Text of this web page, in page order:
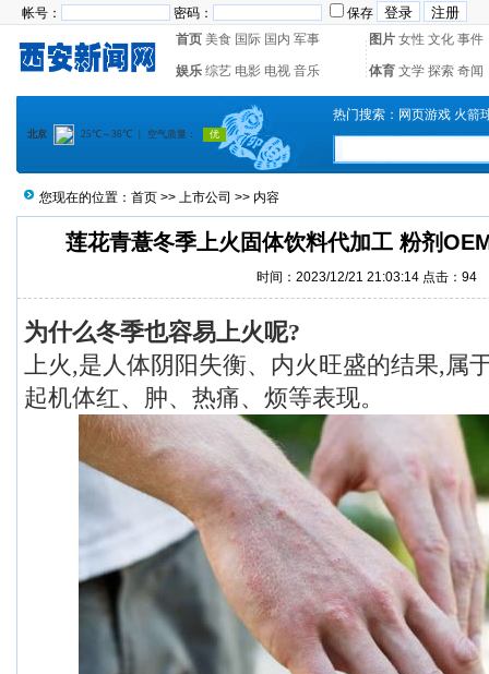
帐号： 密码：
保存
首页 美食 国际 国内 军事 图片 女性 文化 事件
娱乐 综艺 电影 电视 音乐 体育 文学 探索 奇闻
热门搜索： 网页游戏 火箭
您现在的位置： 首页 >> 上市公司 >> 内容
莲花青薏冬季上火固体饮料代加工 粉剂
时间：2023/12/21 21:03:14 点击： 94
为什么冬季也容易上火呢?
上火,是人体阴阳失衡、内火旺盛的结果,属
起机体红、肿、热痛、烦等表现。